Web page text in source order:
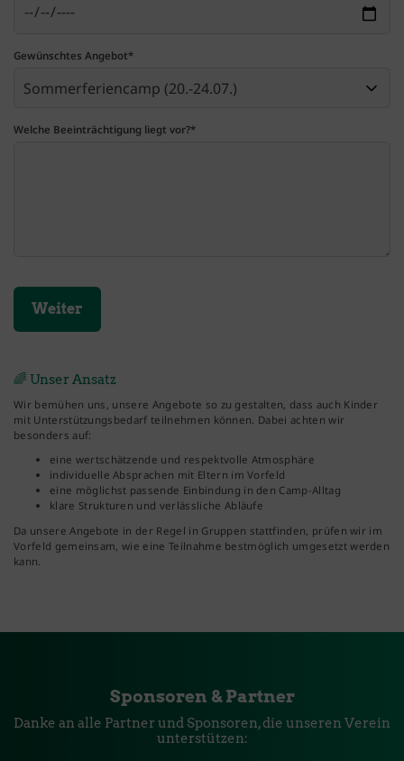
Gewünschtes Angebot*
Welche Beeinträchtigung liegt vor?*
🌈 Unser Ansatz
Wir bemühen uns, unsere Angebote so zu gestalten, dass auch Kinder
mit Unterstützungsbedarf teilnehmen können. Dabei achten wir
besonders auf:
eine wertschätzende und respektvolle Atmosphäre
individuelle Absprachen mit Eltern im Vorfeld
eine möglichst passende Einbindung in den Camp-Alltag
klare Strukturen und verlässliche Abläufe
Da unsere Angebote in der Regel in Gruppen stattfinden, prüfen wir im
Vorfeld gemeinsam, wie eine Teilnahme bestmöglich umgesetzt werden
kann.
Sponsoren & Partner
Danke an alle Partner und Sponsoren, die unseren Verein
unterstützen: